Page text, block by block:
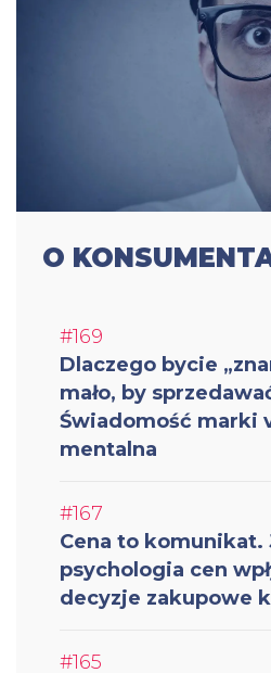
O
#169
Dlaczego bycie
mało, by
Świadomość marki
mentalna
#167
Cena to komunikat.
psychologia cen
decyzje zakupowe
#165